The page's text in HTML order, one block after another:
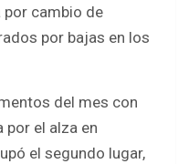
cambio de
por bajas en los
del mes con
por el alza en
el segundo lugar,